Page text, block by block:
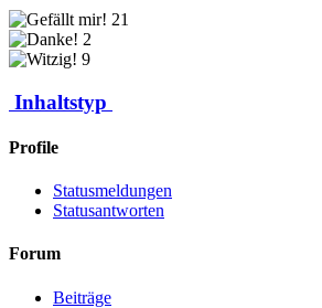
21
2
9
Inhaltstyp
Profile
Statusmeldungen
Statusantworten
Forum
Beiträge